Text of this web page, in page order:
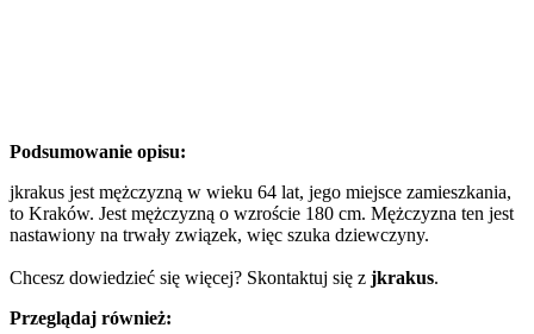
Podsumowanie opisu:
jkrakus jest mężczyzną w wieku 64 lat, jego miejsce zamieszkania,
to Kraków. Jest mężczyzną o wzroście 180 cm. Mężczyzna ten jest
nastawiony na trwały związek, więc szuka dziewczyny.
Chcesz dowiedzieć się więcej? Skontaktuj się z jkrakus.
Przeglądaj również: